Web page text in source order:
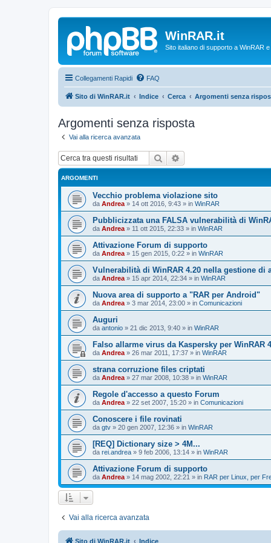
WinRAR.it
Sito italiano di supporto a WinRAR
Collegamenti Rapidi FAQ
Sito di WinRAR.it Indice Cerca Argomenti senza
Argomenti senza risposta
Vai alla ricerca avanzata
Cerca
ARGOMENTI
Vecchio problema violazione sito
da Andrea » 14 ott 2016, 9:43 » in WinRAR
Pubblicizzata una FALSA vulnerabilità di
da Andrea » 11 ott 2015, 22:33 » in WinRAR
Attivazione Forum di supporto
da Andrea » 15 gen 2015, 0:22 » in WinRAR
Vulnerabilità di WinRAR 4.20 nella gestione di
da Andrea » 15 apr 2014, 22:34 » in WinRAR
Nuova area di supporto a "RAR per Android"
da Andrea » 3 mar 2014, 23:00 » in Comunicazioni
Auguri
da antonio » 21 dic 2013, 9:40 » in WinRAR
Falso allarme virus da Kaspersky per WinRAR
da Andrea » 26 mar 2011, 17:37 » in WinRAR
strana corruzione files criptati
da Andrea » 27 mar 2008, 10:38 » in WinRAR
Regole d'accesso a questo Forum
da Andrea » 22 set 2007, 15:20 » in Comunicazioni
Conoscere i file rovinati
da gtv » 20 gen 2007, 12:36 » in WinRAR
[REQ] Dictionary size > 4M...
da rei.andrea » 9 feb 2006, 13:14 » in WinRAR
Attivazione Forum di supporto
da Andrea » 14 mag 2002, 22:21 » in RAR per Linux, per
Vai alla ricerca avanzata
Sito di WinRAR.it Indice